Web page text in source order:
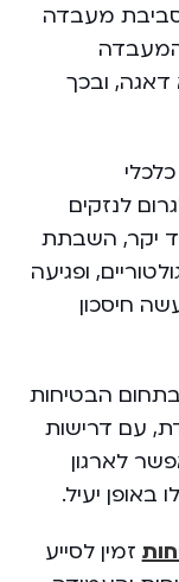
סביבת מעבדה
ובכך
לנזקים
יקר, השבתת
ופגיעה
חיסכון
בתחום הבטיחות
עם דרישות
לארגון
באופן יעיל.
זמין לסייע